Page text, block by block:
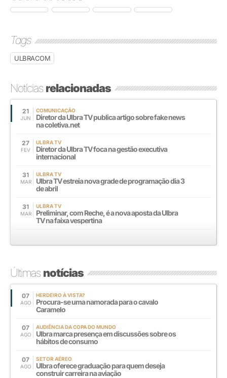
Tags
ULBRACOM
Notíciasrelacionadas
21
JUN
COMUNICAÇÃO
Diretor da Ulbra TV publica artigo sobre fake news
na coletiva.net
27
FEV
ULBRA TV
Diretor da Ulbra TV foca na gestão executiva
internacional
31
MAR
ULBRA TV
Ulbra TV estreia nova grade de programação dia 3
de abril
31
MAR
ULBRA TV
Preliminar, com Reche, é a nova aposta da Ulbra
TV na faixa vespertina
Últimasnotícias
07
AGO
HERDEIRO À VISTA?
Procura-se uma namorada para o cavalo
Caramelo
07
AGO
AUDIÊNCIA DA COPA DO MUNDO
Ulbra marca presença em discussões sobre os
hábitos de consumo
07
AGO
SETOR AÉREO
Ulbra oferece graduação para quem deseja
construir carreira na aviação